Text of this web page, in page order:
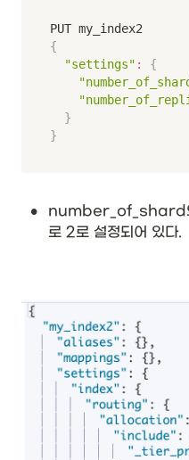
{
"settings" :
{
}
}
•
number_of_shard
로 2로 설정되어 있다.